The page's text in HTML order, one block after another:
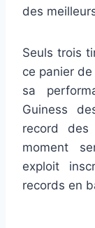
des
Seuls trois
ce panier
sa
Guiness
record
moment
exploit
records en